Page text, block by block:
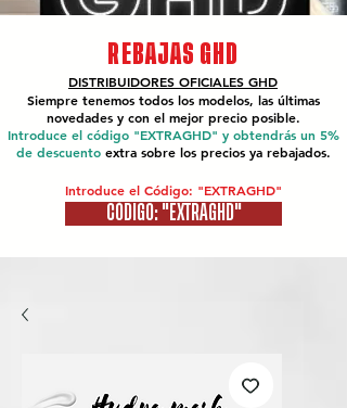
REBAJAS GHD
DISTRIBUIDORES OFICIALES GHD
Siempre tenemos todos los modelos, las últimas
novedades y con el mejor precio posible.
Introduce el código "EXTRAGHD" y obtendrás un 5%
de descuento extra sobre los precios ya rebajados.
Introduce el Código: "EXTRAGHD"
CÓDIGO: "EXTRAGHD"